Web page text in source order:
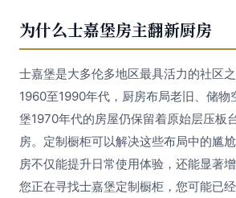
为什么士嘉堡房主翻新厨房
士嘉堡是大多伦多地区最具活力的社区
1960至1990年代，厨房布局老旧、储物
堡1970年代的房屋仍保留着原始层压板
房。定制橱柜可以解决这些布局中的尴
房不仅能提升日常使用体验，还能显著
您正在寻找士嘉堡定制橱柜，您可能已